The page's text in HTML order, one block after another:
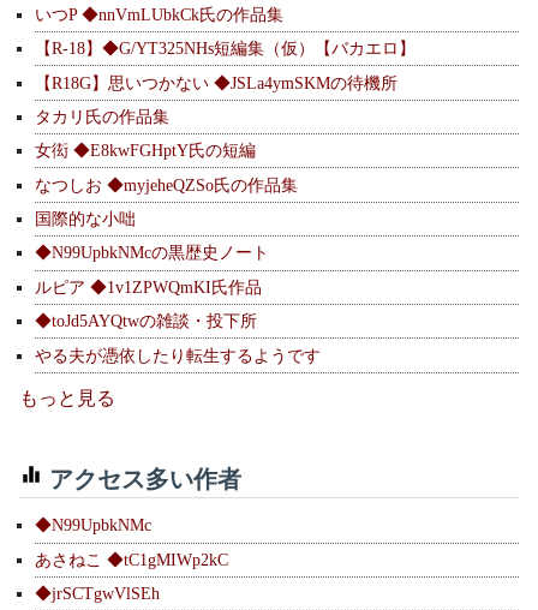
いつP ◆nnVmLUbkCk氏の作品集
【R-18】◆G/YT325NHs短編集（仮）【バカエロ】
【R18G】思いつかない ◆JSLa4ymSKMの待機所
タカリ氏の作品集
女衒 ◆E8kwFGHptY氏の短編
なつしお ◆myjeheQZSo氏の作品集
国際的な小咄
◆N99UpbkNMcの黒歴史ノート
ルピア ◆1v1ZPWQmKI氏作品
◆toJd5AYQtwの雑談・投下所
やる夫が憑依したり転生するようです
もっと見る
アクセス多い作者
◆N99UpbkNMc
あさねこ ◆tC1gMIWp2kC
◆jrSCTgwVlSEh